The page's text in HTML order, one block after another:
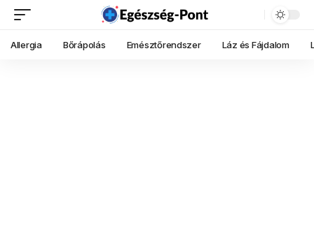
Allergia Bőrápolás Emésztőrendszer Láz és Fájdalom